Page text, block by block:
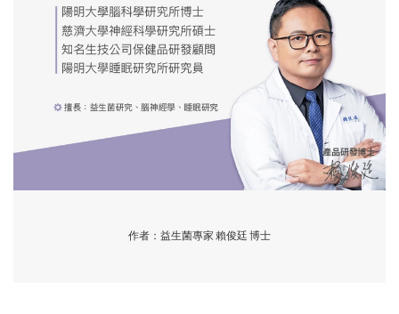
作者：益生菌專家 賴俊廷 博士